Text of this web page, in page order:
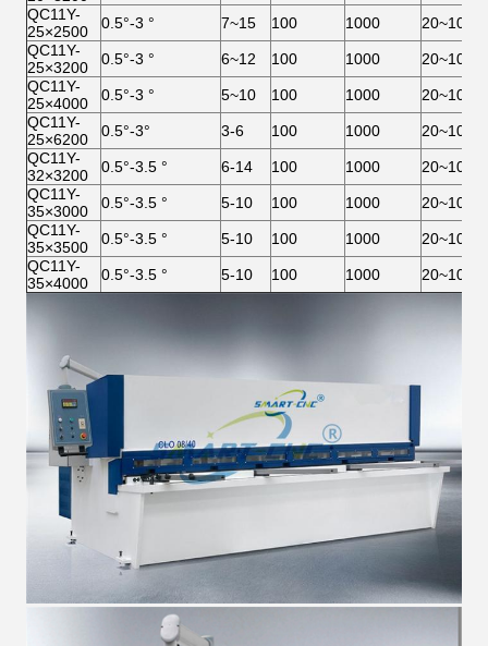
QC11Y-
25×2500
0.5°-3 ° 7~15 100 1000
20~1000
QC11Y-
25×3200
0.5°-3 ° 6~12 100 1000
20~1000
QC11Y-
25×4000
0.5°-3 ° 5~10 100 1000
20~1000
QC11Y-
25×6200
0.5°-3° 3-6 100 1000
20~1000
QC11Y-
32×3200
0.5°-3.5 ° 6-14 100 1000
20~1000
QC11Y-
35×3000
0.5°-3.5 ° 5-10 100 1000
20~1000
QC11Y-
35×3500
0.5°-3.5 ° 5-10 100 1000
20~1000
QC11Y-
35×4000
0.5°-3.5 ° 5-10 100 1000 20~1000